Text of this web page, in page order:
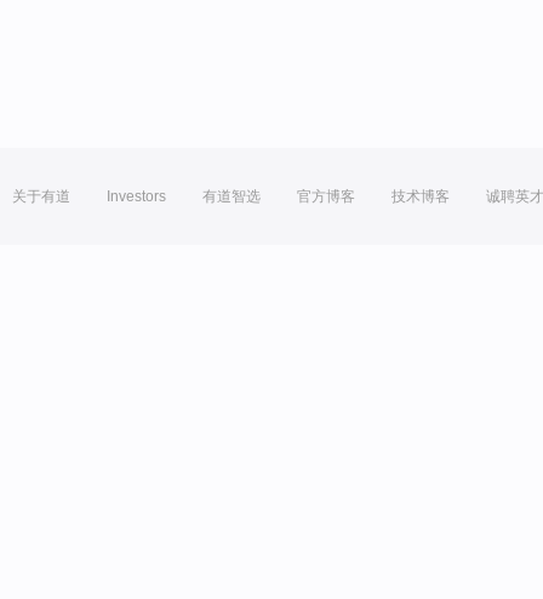
关于有道 Investors 有道智选 官方博客 技术博客 诚聘英才